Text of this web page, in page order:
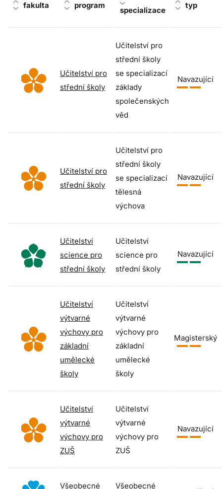
fakulta program
specializace
typ
Učitelství pro
střední školy
Učitelství pro
střední školy
se specializací
základy
společenských
věd
Navazující
Učitelství pro
střední školy
Učitelství pro
střední školy
se specializací
tělesná
výchova
Navazující
Učitelství
science pro
střední školy
Učitelství
science pro
střední školy
Navazující
Učitelství
výtvarné
výchovy pro
základní
umělecké
školy
Učitelství
výtvarné
výchovy pro
základní
umělecké
školy
Magisterský
Učitelství
výtvarné
výchovy pro
ZUŠ
Učitelství
výtvarné
výchovy pro
ZUŠ
Navazující
Všeobecné Všeobecné